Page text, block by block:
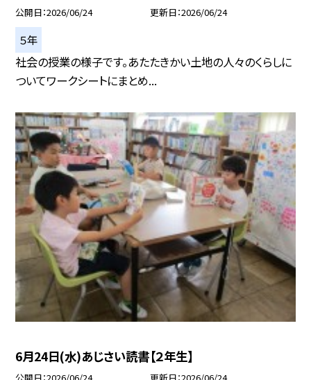
公開日 2026/06/24 更新日 2026/06/24
５年
社会の授業の様子です。あたたきかい土地の人々のくらしに
ついてワークシートにまとめ...
6月24日(水)あじさい読書【２年生】